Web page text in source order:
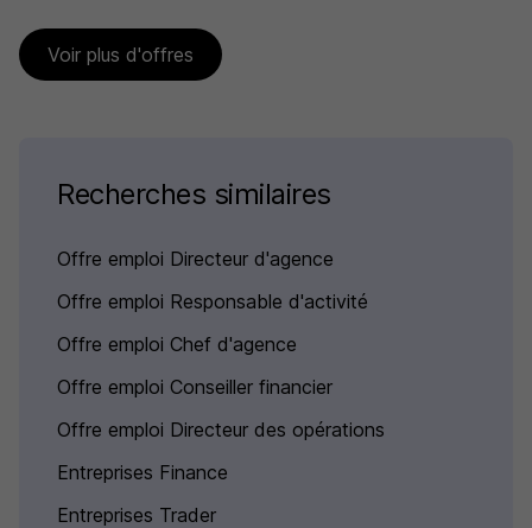
Voir plus d'offres
Recherches similaires
Offre emploi Directeur d'agence
Offre emploi Responsable d'activité
Offre emploi Chef d'agence
Offre emploi Conseiller financier
Offre emploi Directeur des opérations
Entreprises Finance
Entreprises Trader